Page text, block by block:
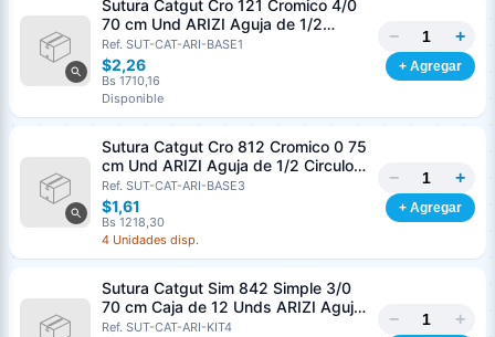
Sutura Catgut Cro 121 Cromico 4/0
70 cm Und ARIZI Aguja de 1/2
Circulo Punta Conica 26 mm
Ref. SUT-CAT-ARI-BASE1
$2,26
Bs 1710,16
Disponible
− +
+ Agregar
Sutura Catgut Cro 812 Cromico 0 75
cm Und ARIZI Aguja de 1/2 Circulo
Punta Conica 37 mm
Ref. SUT-CAT-ARI-BASE3
$1,61
Bs 1218,30
4 Unidades disp.
− +
+ Agregar
Sutura Catgut Sim 842 Simple 3/0
70 cm Caja de 12 Unds ARIZI Aguja
de 1/2 Circulo Punta Conica 36 mm
Ref. SUT-CAT-ARI-KIT4 − +